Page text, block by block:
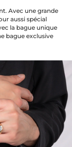
Avec une grande
aussi spécial
la bague unique
bague exclusive